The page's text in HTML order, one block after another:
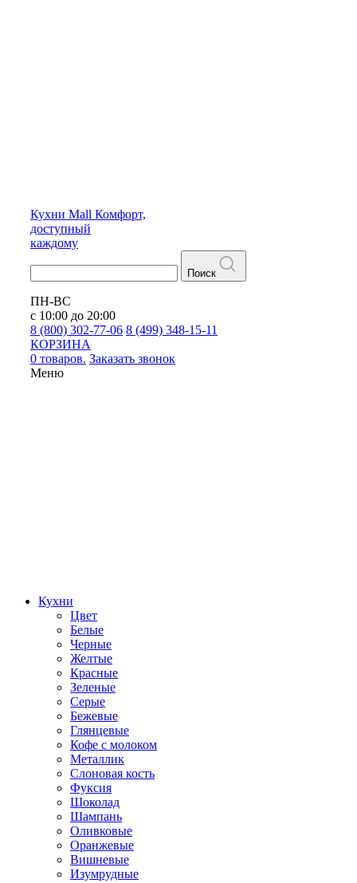
Кухни Mall Комфорт,
доступный
каждому
Поиск
ПН-ВС
с 10:00 до 20:00
8 (800) 302-77-06 8 (499) 348-15-11
КОРЗИНА
0 товаров. Заказать звонок
Меню
Кухни
Цвет
Белые
Черные
Желтые
Красные
Зеленые
Серые
Бежевые
Глянцевые
Кофе с молоком
Металлик
Слоновая кость
Фуксия
Шоколад
Шампань
Оливковые
Оранжевые
Вишневые
Изумрудные